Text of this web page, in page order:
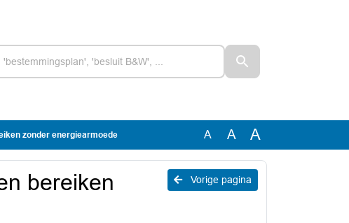
zonder energiearmoede A A A
Vorige pagina
bereiken